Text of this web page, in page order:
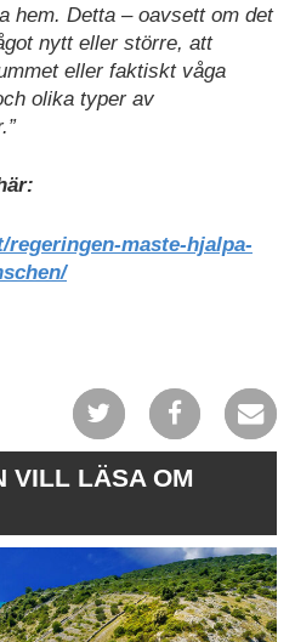
hem. Detta – oavsett om det
nytt eller större, att
eller faktiskt våga
olika typer av
maste-hjalpa-
VILL LÄSA OM